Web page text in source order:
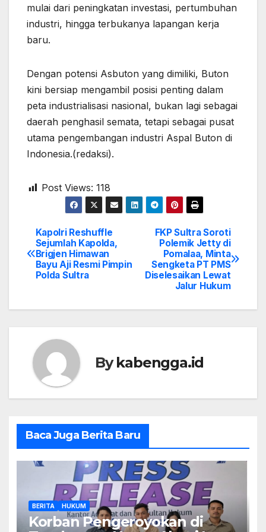
mulai dari peningkatan investasi, pertumbuhan
industri, hingga terbukanya lapangan kerja
baru.
Dengan potensi Asbuton yang dimiliki, Buton
kini bersiap mengambil posisi penting dalam
peta industrialisasi nasional, bukan lagi sebagai
daerah penghasil semata, tetapi sebagai pusat
utama pengembangan industri Aspal Buton di
Indonesia.(redaksi).
Post Views: 118
Post
navigation
FKP Sultra Soroti
Polemik Jetty di
Pomalaa, Minta
Sengketa PT PMS
Diselesaikan Lewat
Jalur Hukum
Kapolri Reshuffle
Sejumlah Kapolda,
Brigjen Himawan
Bayu Aji Resmi Pimpin
Polda Sultra
Bykabengga.id
Baca Juga Berita Baru
BERITA HUKUM
Korban Pengeroyokan di